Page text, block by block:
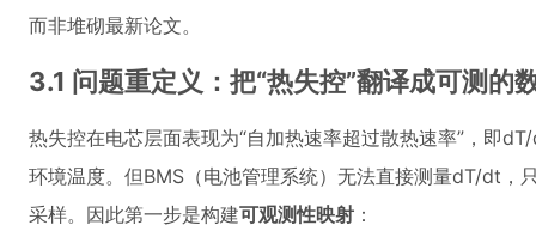
而非堆砌最新论文。
3.1 问题重定义：把“热失控”翻译成可测的
热失控在电芯层面表现为“自加热速率超过散热速率”，即
环境温度。但BMS（电池管理系统）无法直接测量dT/dt，
采样。因此第一步是构建可观测性映射 ：